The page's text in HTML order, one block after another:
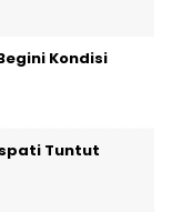
Kondisi
Tuntut